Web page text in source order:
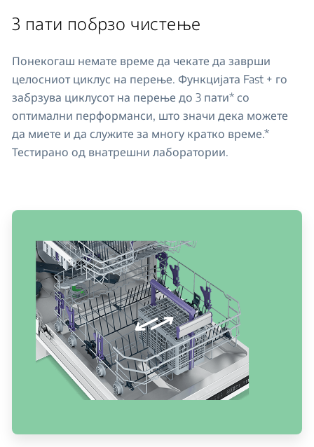
3 пати побрзо чистење
Понекогаш немате време да чекате да заврши
целосниот циклус на перење. Функцијата Fast + го
забрзува циклусот на перење до 3 пати* со
оптимални перформанси, што значи дека можете
да миете и да служите за многу кратко време.*
Тестирано од внатрешни лаборатории.